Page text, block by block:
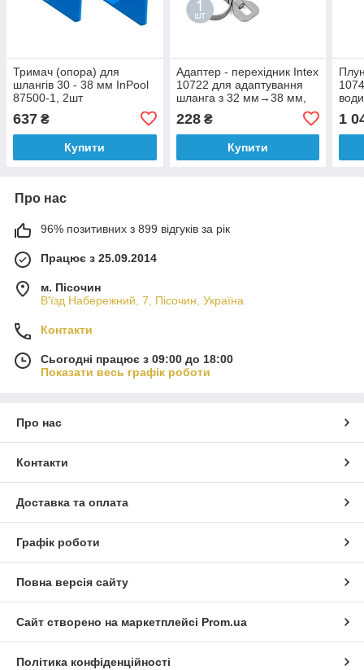
Тримач (опора) для
шлангів 30 - 38 мм InPool
87500-1, 2шт
637 ₴
Купити
Адаптер - перехідник Intex
10722 для адаптування
шланга з 32 мм→38 мм,
228₴
Купити
мм
1
Про нас
96% позитивних з 899 відгуків за рік
Працює з 25.09.2014
м. Пісочин
В'їзд Набережний, 7, Пісочин, Україна
Контакти
Сьогодні працює з 09:00 до 18:00
Показати весь графік роботи
Про нас
Контакти
Доставка та оплата
Графік роботи
Повна версія сайту
Сайт створено на маркетплейсі Prom.ua
Політика конфіденційності